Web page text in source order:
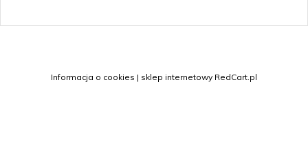
Informacja o cookies | sklep internetowy RedCart.pl